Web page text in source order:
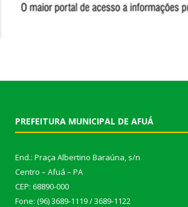
PREFEITURA MUNICIPAL DE AFUÁ
End.: Praça Albertino Baraúna, s/n
Centro – Afuá – PA
CEP: 68890-000
Fone: (96) 3689-1119 / 3689-1122